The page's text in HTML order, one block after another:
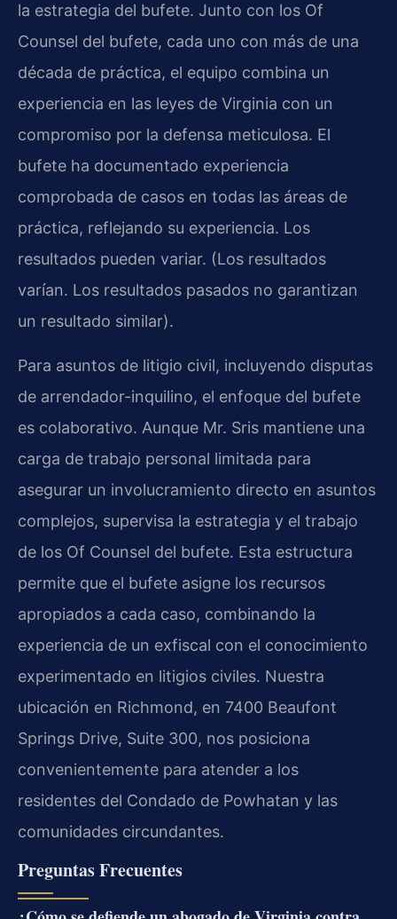
la estrategia del bufete. Junto con los Of
Counsel del bufete, cada uno con más de una
década de práctica, el equipo combina un
experiencia en las leyes de Virginia con un
compromiso por la defensa meticulosa. El
bufete ha documentado experiencia
comprobada de casos en todas las áreas de
práctica, reflejando su experiencia. Los
resultados pueden variar. (Los resultados
varían. Los resultados pasados no garantizan
un resultado similar).
Para asuntos de litigio civil, incluyendo disputas
de arrendador-inquilino, el enfoque del bufete
es colaborativo. Aunque Mr. Sris mantiene una
carga de trabajo personal limitada para
asegurar un involucramiento directo en asuntos
complejos, supervisa la estrategia y el trabajo
de los Of Counsel del bufete. Esta estructura
permite que el bufete asigne los recursos
apropiados a cada caso, combinando la
experiencia de un exfiscal con el conocimiento
experimentado en litigios civiles. Nuestra
ubicación en Richmond, en 7400 Beaufont
Springs Drive, Suite 300, nos posiciona
convenientemente para atender a los
residentes del Condado de Powhatan y las
comunidades circundantes.
Preguntas Frecuentes